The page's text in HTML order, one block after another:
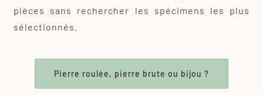
pièces sans rechercher les spécimens les plus
sélectionnés.
Pierre roulée, pierre brute ou bijou ?